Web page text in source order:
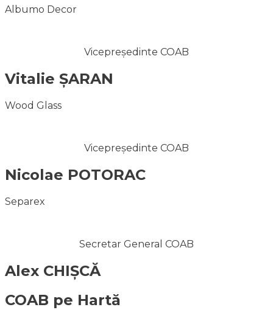
Albumo Decor
Vicepreședinte COAB
Vitalie ȘARAN
Wood Glass
Vicepreședinte COAB
Nicolae POTORAC
Separex
Secretar General COAB
Alex CHIȘCĂ
COAB pe Hartă